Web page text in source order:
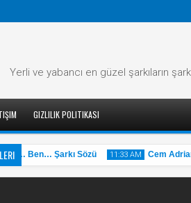
Yerli ve yabancı en güzel şarkıların
GIZLILIK POLITIKASI
Ben… Şarkı Sözü 11:33 AM Cem Adrian -